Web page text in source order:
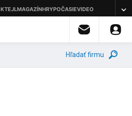
Hľadať firmu